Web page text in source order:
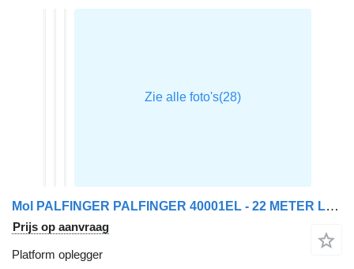
Mol PALFINGER PALFINGER 40001EL - 22 METER LENGTH + REMOTE
Prijs op aanvraag
Platform oplegger